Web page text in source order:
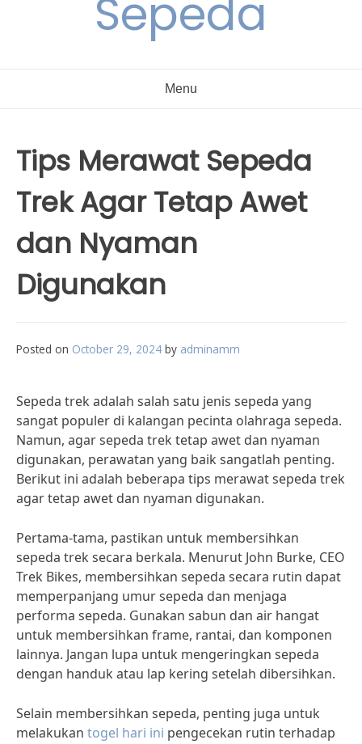
Sepeda
Menu
Tips Merawat Sepeda
Trek Agar Tetap Awet
dan Nyaman
Digunakan
Posted on October 29, 2024 by adminamm
Sepeda trek adalah salah satu jenis sepeda yang
sangat populer di kalangan pecinta olahraga sepeda.
Namun, agar sepeda trek tetap awet dan nyaman
digunakan, perawatan yang baik sangatlah penting.
Berikut ini adalah beberapa tips merawat sepeda trek
agar tetap awet dan nyaman digunakan.
Pertama-tama, pastikan untuk membersihkan
sepeda trek secara berkala. Menurut John Burke, CEO
Trek Bikes, membersihkan sepeda secara rutin dapat
memperpanjang umur sepeda dan menjaga
performa sepeda. Gunakan sabun dan air hangat
untuk membersihkan frame, rantai, dan komponen
lainnya. Jangan lupa untuk mengeringkan sepeda
dengan handuk atau lap kering setelah dibersihkan.
Selain membersihkan sepeda, penting juga untuk
melakukan togel hari ini pengecekan rutin terhadap